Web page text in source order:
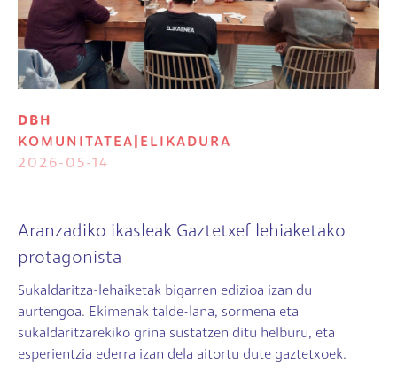
DBH
KOMUNITATEA
ELIKADURA
2026-05-14
Aranzadiko ikasleak Gaztetxef lehiaketako
protagonista
Sukaldaritza-lehaiketak bigarren edizioa izan du
aurtengoa. Ekimenak talde-lana, sormena eta
sukaldaritzarekiko grina sustatzen ditu helburu, eta
esperientzia ederra izan dela aitortu dute gaztetxoek.